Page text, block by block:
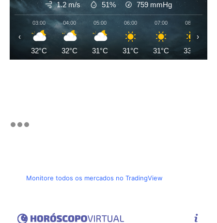
1.2 m/s 51% 759 mmHg
03:00
32°C
04:00
32°C
05:00
31°C
06:00
31°C
07:00
31°C
08:00
33°C
‹ ›
Monitore todos os mercados no TradingView